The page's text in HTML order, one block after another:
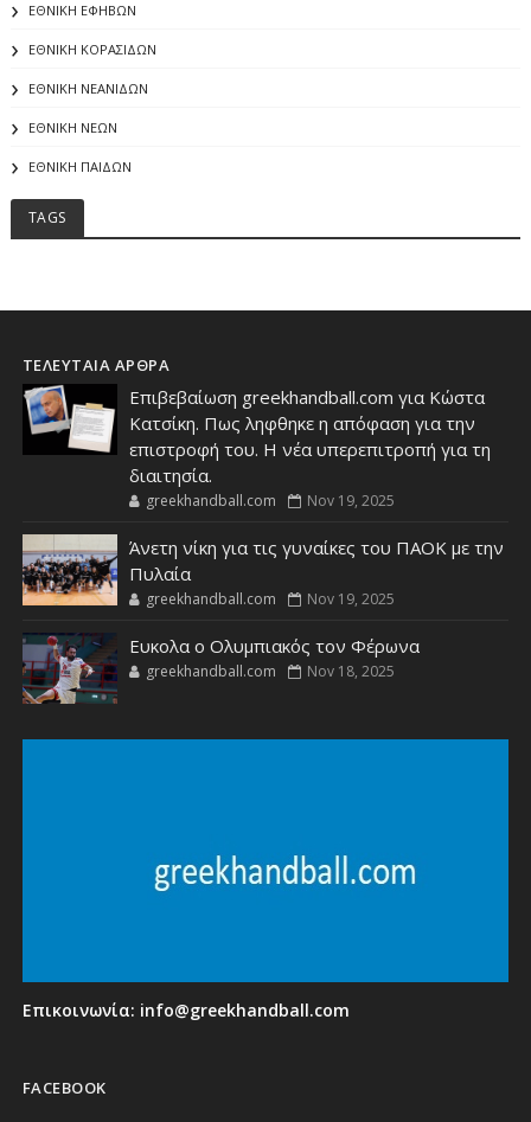
ΕΘΝΙΚΗ ΕΦΗΒΩΝ
ΕΘΝΙΚΗ ΚΟΡΑΣΙΔΩΝ
ΕΘΝΙΚΗ ΝΕΑΝΙΔΩΝ
ΕΘΝΙΚΗ ΝΕΩΝ
ΕΘΝΙΚΗ ΠΑΙΔΩΝ
TAGS
ΤΕΛΕΥΤΑΙΑ ΑΡΘΡΑ
Επιβεβαίωση greekhandball.com για Κώστα
Κατσίκη. Πως ληφθηκε η απόφαση για την
επιστροφή του. Η νέα υπερεπιτροπή για τη
διαιτησία.
greekhandball.com Nov 19, 2025
Άνετη νίκη για τις γυναίκες του ΠΑΟΚ με την
Πυλαία
greekhandball.com Nov 19, 2025
Ευκολα ο Ολυμπιακός τον Φέρωνα
greekhandball.com Nov 18, 2025
Επικοινωνία: info@greekhandball.com
FACEBOOK